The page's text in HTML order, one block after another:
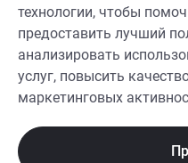
Стать волонтером
Реквизиты фонда
технологии, чтобы
предоставить лучший
анализировать
услуг, повысить
маркетинговых